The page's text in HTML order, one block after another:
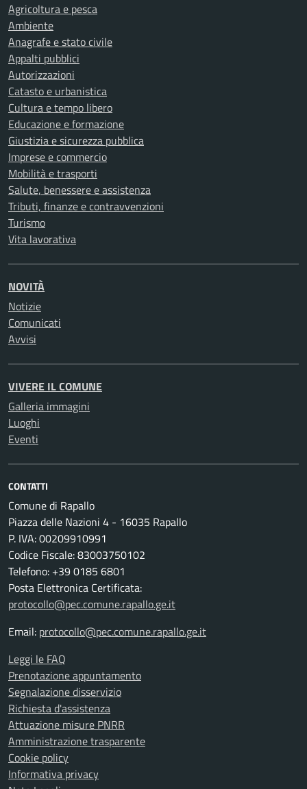
Agricoltura e pesca
Ambiente
Anagrafe e stato civile
Appalti pubblici
Autorizzazioni
Catasto e urbanistica
Cultura e tempo libero
Educazione e formazione
Giustizia e sicurezza pubblica
Imprese e commercio
Mobilità e trasporti
Salute, benessere e assistenza
Tributi, finanze e contravvenzioni
Turismo
Vita lavorativa
NOVITÀ
Notizie
Comunicati
Avvisi
VIVERE IL COMUNE
Galleria immagini
Luoghi
Eventi
CONTATTI
Comune di Rapallo
Piazza delle Nazioni 4 - 16035 Rapallo
P. IVA: 00209910991
Codice Fiscale: 83003750102
Telefono: +39 0185 6801
Posta Elettronica Certificata:
protocollo@pec.comune.rapallo.ge.it
Email: protocollo@pec.comune.rapallo.ge.it
Leggi le FAQ
Prenotazione appuntamento
Segnalazione disservizio
Richiesta d'assistenza
Attuazione misure PNRR
Amministrazione trasparente
Cookie policy
Informativa privacy